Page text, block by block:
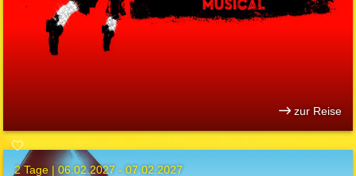
zur Reise
2 Tage |06.02.2027 - 07.02.2027